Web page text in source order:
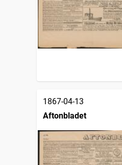
1867-04-13
Aftonbladet